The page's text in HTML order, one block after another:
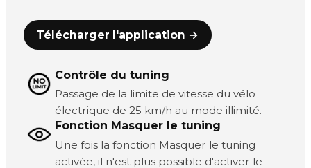
Télécharger l'application →
Contrôle du tuning
Passage de la limite de vitesse du vélo
électrique de 25 km/h au mode illimité.
Fonction Masquer le tuning
Une fois la fonction Masquer le tuning
activée, il n'est plus possible d'activer le